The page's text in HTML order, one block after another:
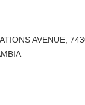
AVENUE,